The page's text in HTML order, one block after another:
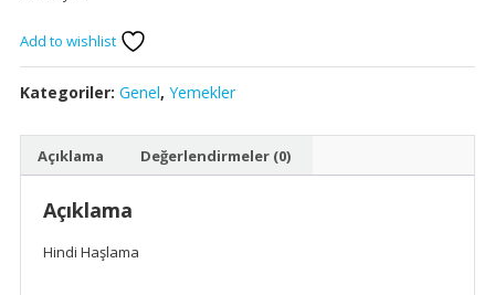
Add to wishlist
Kategoriler: Genel, Yemekler
Açıklama Değerlendirmeler (0)
Açıklama
Hindi Haşlama